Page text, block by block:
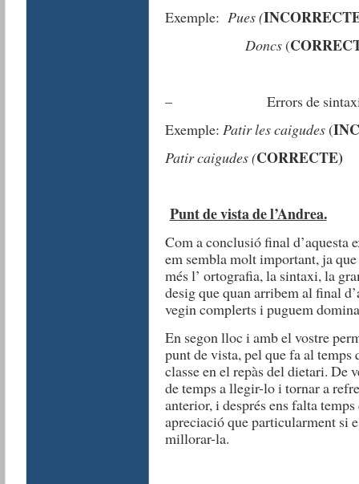
Exemple: Pues (
Doncs(
– Errors de
Exemple: Patir les caigudes (
Patir caigudes (CORRECTE)
Punt de vista de l’Andrea.
Com a conclusió final d’aquesta
em sembla molt important, ja
més l’ ortografia, la sintaxi, la
desig que quan arribem al final
vegin complerts i puguem
En segon lloc i amb el vostre
punt de vista, pel que fa al temps
classe en el repàs del dietari. De
de temps a llegir-lo i tornar a
anterior, i després ens falta
apreciació que particularment si
millorar-la.